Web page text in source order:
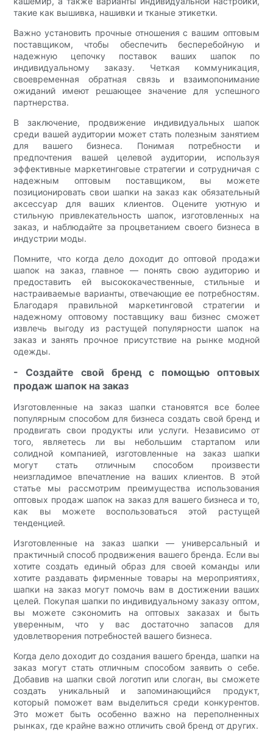
такие как вышивка, нашивки и тканые этикетки.
Важно установить прочные отношения с вашим оптовым
поставщиком, чтобы обеспечить бесперебойную и
надежную цепочку поставок ваших шапок по
индивидуальному заказу. Четкая коммуникация,
своевременная обратная связь и взаимопонимание
ожиданий имеют решающее значение для успешного
партнерства.
В заключение, продвижение индивидуальных шапок
среди вашей аудитории может стать полезным занятием
для вашего бизнеса. Понимая потребности и
предпочтения вашей целевой аудитории, используя
эффективные маркетинговые стратегии и сотрудничая с
надежным оптовым поставщиком, вы можете
позиционировать свои шапки на заказ как обязательный
аксессуар для ваших клиентов. Оцените уютную и
стильную привлекательность шапок, изготовленных на
заказ, и наблюдайте за процветанием своего бизнеса в
индустрии моды.
Помните, что когда дело доходит до оптовой продажи
шапок на заказ, главное — понять свою аудиторию и
предоставить ей высококачественные, стильные и
настраиваемые варианты, отвечающие ее потребностям.
Благодаря правильной маркетинговой стратегии и
надежному оптовому поставщику ваш бизнес сможет
извлечь выгоду из растущей популярности шапок на
заказ и занять прочное присутствие на рынке модной
одежды.
- Создайте свой бренд с помощью оптовых
продаж шапок на заказ
Изготовленные на заказ шапки становятся все более
популярным способом для бизнеса создать свой бренд и
продвигать свои продукты или услуги. Независимо от
того, являетесь ли вы небольшим стартапом или
солидной компанией, изготовленные на заказ шапки
могут стать отличным способом произвести
неизгладимое впечатление на ваших клиентов. В этой
статье мы рассмотрим преимущества использования
оптовых продаж шапок на заказ для вашего бизнеса и то,
как вы можете воспользоваться этой растущей
тенденцией.
Изготовленные на заказ шапки — универсальный и
практичный способ продвижения вашего бренда. Если вы
хотите создать единый образ для своей команды или
хотите раздавать фирменные товары на мероприятиях,
шапки на заказ могут помочь вам в достижении ваших
целей. Покупая шапки по индивидуальному заказу оптом,
вы можете сэкономить на оптовых заказах и быть
уверенным, что у вас достаточно запасов для
удовлетворения потребностей вашего бизнеса.
Когда дело доходит до создания вашего бренда, шапки на
заказ могут стать отличным способом заявить о себе.
Добавив на шапки свой логотип или слоган, вы сможете
создать уникальный и запоминающийся продукт,
который поможет вам выделиться среди конкурентов.
Это может быть особенно важно на переполненных
рынках, где крайне важно отличить свой бренд от других.